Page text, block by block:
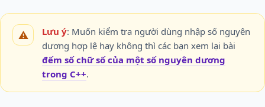
Lưu ý: Muốn kiểm tra người dùng nhập số nguyên
dương hợp lệ hay không thì các bạn xem lại bài
đếm số chữ số của một số nguyên dương
trong C++.